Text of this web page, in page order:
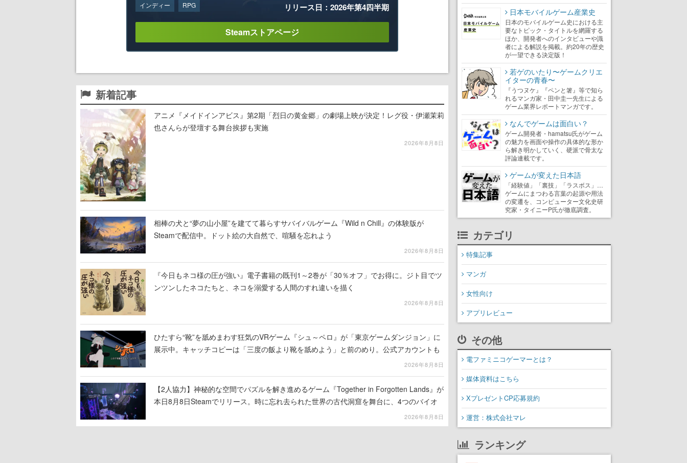
インディー RPG リリース日：2026年第4四半期
Steamストアページ
新着記事
アニメ『メイドインアビス』第2期「烈日の黄金郷」の劇場上映が決定！レグ役・伊瀬茉莉
也さんらが登壇する舞台挨拶も実施
2026年8月8日
相棒の犬と“夢の山小屋”を建てて暮らすサバイバルゲーム『Wild n Chill』の体験版が
Steamで配信中。ドット絵の大自然で、喧騒を忘れよう
2026年8月8日
『今日もネコ様の圧が強い』電子書籍の既刊1～2巻が「30％オフ」でお得に。ジト目でツ
ンツンしたネコたちと、ネコを溺愛する人間のすれ違いを描く
2026年8月8日
ひたすら“靴”を舐めまわす狂気のVRゲーム『シュ～ペロ』が「東京ゲームダンジョン」に
展示中。キャッチコピーは「三度の飯より靴を舐めよう」と前のめり。公式アカウントも
2026年8月8日
【2人協力】神秘的な空間でパズルを解き進めるゲーム『Together in Forgotten Lands』が
本日8月8日Steamでリリース。時に忘れ去られた世界の古代洞窟を舞台に、4つのバイオ
2026年8月8日
日本モバイルゲーム産業史
日本のモバイルゲーム史における主
要なトピック・タイトルを網羅する
ほか、開発者へのインタビューや識
者による解説を掲載。約20年の歴史
が一望できる決定版！
若ゲのいたり〜ゲームクリエ
イターの青春〜
『うつヌケ』『ペンと箸』等で知ら
れるマンガ家・田中圭一先生による
ゲーム業界レポートマンガです。
なんでゲームは面白い？
ゲーム開発者・hamatsu氏がゲーム
の魅力を画面や操作の具体的な形か
ら解き明かしていく、硬派で骨太な
評論連載です。
ゲームが変えた日本語
「経験値」「裏技」「ラスボス」…
ゲームにまつわる言葉の起源や用法
の変遷を、コンピューター文化史研
究家・タイニーP氏が徹底調査。
カテゴリ
特集記事
マンガ
女性向け
アプリレビュー
その他
電ファミニコゲーマーとは？
媒体資料はこちら
XプレゼントCP応募規約
運営：株式会社マレ
ランキング